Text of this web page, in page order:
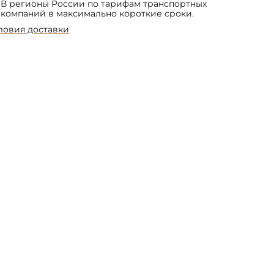
В регионы России по тарифам транспортных
компаний в максимально короткие сроки.
доставки